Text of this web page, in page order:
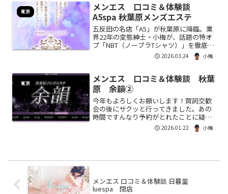
東京
メンエス 口コミ＆体験談
A5spa 秋葉原メンズエステ
五反田の名店「A5」が秋葉原に降臨。業
界22年の変態紳士・小梅が、話題の特オ
プ「NBT（ノーブラTシャツ）」を徹底解
析。うつぶせから仰向け、そして「ちん
こだけずるい」と叫ばざるを得なかった
喧騒を忘れさせる極上の没入体験を、今
ここに総括する。
2026.03.24 小梅
東京
メンエス 口コミ＆体験談 秋葉
原 余韻②
今年もよろしくお願いします！賀詞交歓
会の後にサクッと行ってきました。あの
時間ですんなり予約がとれたことに疑問
を持つべきでした・・・。基本情報店名
余韻コスト70分：18,000円90分 ：15,000
2026.01.22 小梅
メンエス 口コミ＆体験談 日暮里
luespa 閉店